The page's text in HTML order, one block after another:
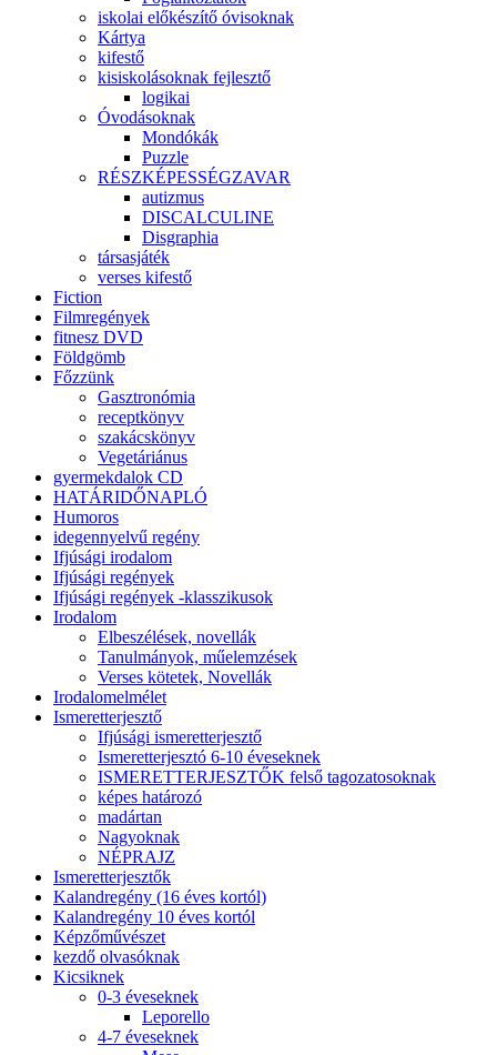
iskolai előkészítő óvisoknak
Kártya
kifestő
kisiskolásoknak fejlesztő
logikai
Óvodásoknak
Mondókák
Puzzle
RÉSZKÉPESSÉGZAVAR
autizmus
DISCALCULINE
Disgraphia
társasjáték
verses kifestő
Fiction
Filmregények
fitnesz DVD
Földgömb
Főzzünk
Gasztronómia
receptkönyv
szakácskönyv
Vegetáriánus
gyermekdalok CD
HATÁRIDŐNAPLÓ
Humoros
idegennyelvű regény
Ifjúsági irodalom
Ifjúsági regények
Ifjúsági regények -klasszikusok
Irodalom
Elbeszélések, novellák
Tanulmányok, műelemzések
Verses kötetek, Novellák
Irodalomelmélet
Ismeretterjesztő
Ifjúsági ismeretterjesztő
Ismeretterjesztó 6-10 éveseknek
ISMERETTERJESZTŐK felső tagozatosoknak
képes határozó
madártan
Nagyoknak
NÉPRAJZ
Ismeretterjesztők
Kalandregény (16 éves kortól)
Kalandregény 10 éves kortól
Képzőművészet
kezdő olvasóknak
Kicsiknek
0-3 éveseknek
Leporello
4-7 éveseknek